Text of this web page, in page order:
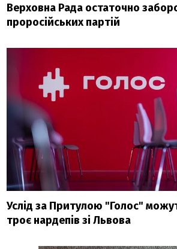
Верховна Рада остаточно
проросійських партій
Услід за Притулою "Голос"
троє нардепів зі Львова